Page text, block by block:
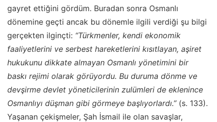
gayret ettiğini gördüm. Buradan sonra Osmanlı
dönemine geçti ancak bu dönemle ilgili verdiği şu bilgi
gerçekten ilginçti: “Türkmenler, kendi ekonomik
faaliyetlerini ve serbest hareketlerini kısıtlayan, aşiret
hukukunu dikkate almayan Osmanlı yönetimini bir
baskı rejimi olarak görüyordu. Bu duruma dönme ve
devşirme devlet yöneticilerinin zulümleri de eklenince
Osmanlıyı düşman gibi görmeye başlıyorlardı.”(s. 133).
Yaşanan çekişmeler, Şah İsmail ile olan savaşlar,